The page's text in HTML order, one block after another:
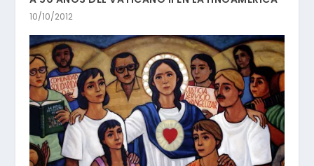
10/10/2012